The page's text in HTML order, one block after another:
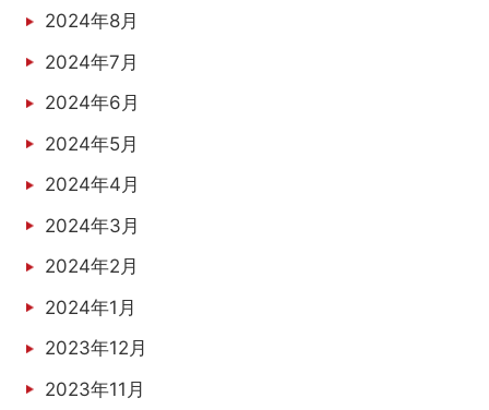
2024年8月
2024年7月
2024年6月
2024年5月
2024年4月
2024年3月
2024年2月
2024年1月
2023年12月
2023年11月